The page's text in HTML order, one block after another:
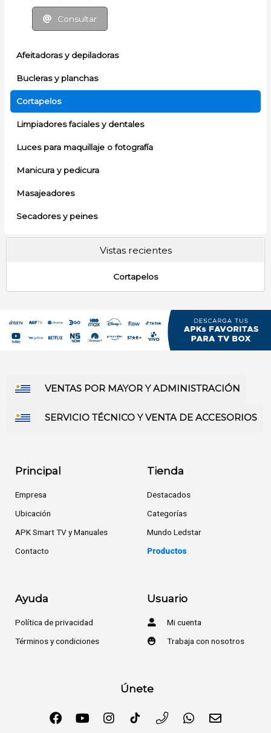
Afeitadoras y depiladoras
Bucleras y planchas
Cortapelos
Limpiadores faciales y dentales
Luces para maquillaje o fotografía
Manicura y pedicura
Masajeadores
Secadores y peines
Consultar
Vistas recientes
Cortapelos
VENTAS POR MAYOR Y ADMINISTRACIÓN
SERVICIO TÉCNICO Y VENTA DE ACCESORIOS
Principal
Empresa
Ubicación
APK Smart TV y Manuales
Contacto
Tienda
Destacados
Categorías
Mundo Ledstar
Productos
Ayuda
Política de privacidad
Términos y condiciones
Usuario
Mi cuenta
Trabaja con nosotros
Únete